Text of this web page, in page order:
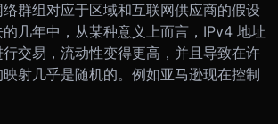
群组对应于区域和互联网供应商的假设
几年中，从某种意义上而言，IPv4 地址
交易，流动性变得更高，并且导致在许
射几乎是随机的。例如亚马逊现在控制